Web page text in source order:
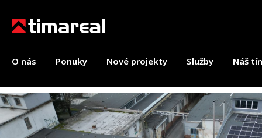
O nás Ponuky Nové projekty Služby Náš